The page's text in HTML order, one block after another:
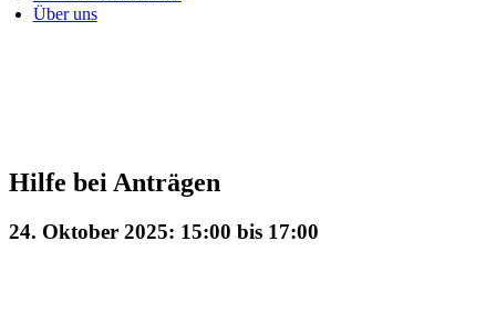
Über uns
Hilfe bei Anträgen
24. Oktober 2025: 15:00 bis 17:00